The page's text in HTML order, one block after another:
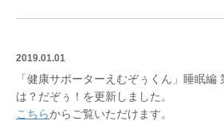
2019.01.01
「健康サポーターえむぞぅくん」睡眠
は？だぞぅ！を更新しました。
こちらからご覧いただけます。